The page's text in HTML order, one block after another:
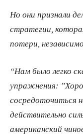
Но они признали
стратегии,
потери,
“Нам было легко
упражнения:
сосредоточиться
действительно
американский